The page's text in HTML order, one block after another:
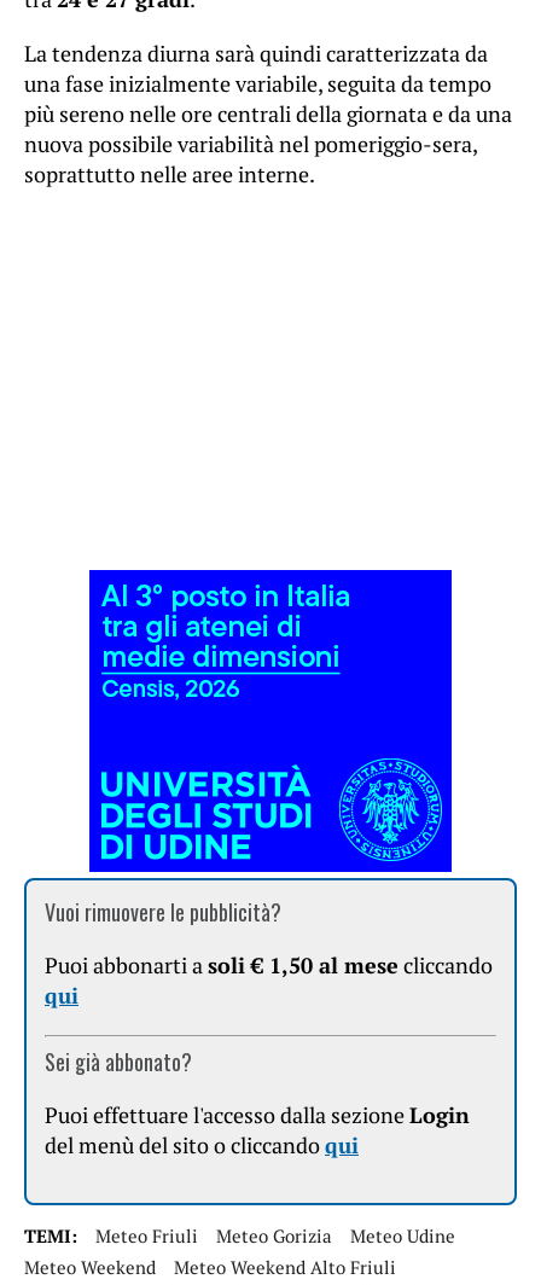
La tendenza diurna sarà quindi caratterizzata da
una fase inizialmente variabile, seguita da tempo
più sereno nelle ore centrali della giornata e da una
nuova possibile variabilità nel pomeriggio-sera,
soprattutto nelle aree interne.
Vuoi rimuovere le pubblicità?
Puoi abbonarti asoli € 1,50 al mese cliccando
qui
Sei già abbonato?
Puoi effettuare l'accesso dalla sezioneLogin
del menù del sito o cliccandoqui
TEMI: Meteo Friuli Meteo Gorizia
Meteo Udine
Meteo Weekend
Meteo Weekend Alto Friuli